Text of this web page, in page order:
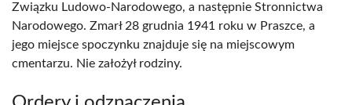
Związku Ludowo-Narodowego, a następnie Stronnictwa
Narodowego. Zmarł 28 grudnia 1941 roku w Praszce, a
jego miejsce spoczynku znajduje się na miejscowym
cmentarzu. Nie założył rodziny.